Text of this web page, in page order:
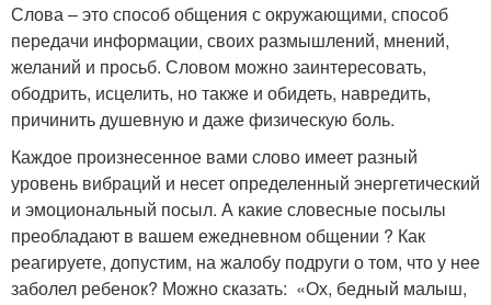
Слова – это способ общения с окружающими, способ
передачи информации, своих размышлений, мнений,
желаний и просьб. Словом можно заинтересовать,
ободрить, исцелить, но также и обидеть, навредить,
причинить душевную и даже физическую боль.
Каждое произнесенное вами слово имеет разный
уровень вибраций и несет определенный энергетический
и эмоциональный посыл. А какие словесные посылы
преобладают в вашем ежедневном общении ? Как
реагируете, допустим, на жалобу подруги о том, что у нее
заболел ребенок? Можно сказать: «Ох, бедный малыш,